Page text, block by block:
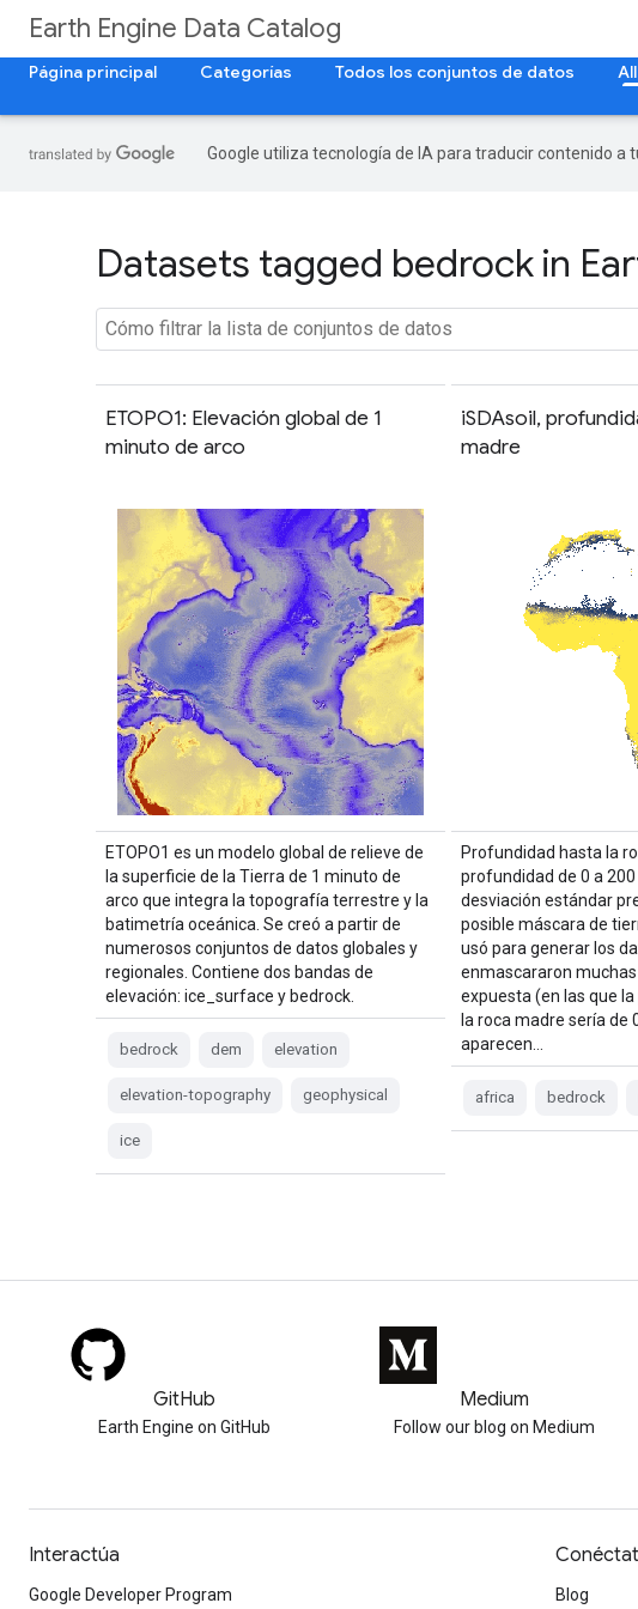
Earth Engine Data Catalog
Página principal
Categorías Todos los conjuntos de datos
Google utiliza tecnología de IA para traducir contenido
Datasets tagged bedrock in
ETOPO1: Elevación global de 1
minuto de arco
ETOPO1 es un modelo global de relieve de
la superficie de la Tierra de 1 minuto de
arco que integra la topografía terrestre y la
batimetría oceánica. Se creó a partir de
numerosos conjuntos de datos globales y
regionales. Contiene dos bandas de
elevación: ice_surface y bedrock.
bedrock dem elevation
elevation-topography geophysical
ice
iSDAsoil,
madre
Profundidad hasta la
profundidad de 0 a
desviación estándar
posible máscara de
usó para generar los
enmascararon
expuesta (en las que
la roca madre sería de
aparecen…
africa bedrock
GitHub
Earth Engine on GitHub
Medium
Follow our blog on Medium
Interactúa
Google Developer Program Blog